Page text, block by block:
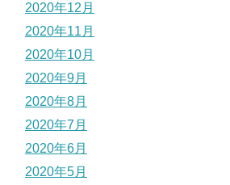
2020年12月
2020年11月
2020年10月
2020年9月
2020年8月
2020年7月
2020年6月
2020年5月